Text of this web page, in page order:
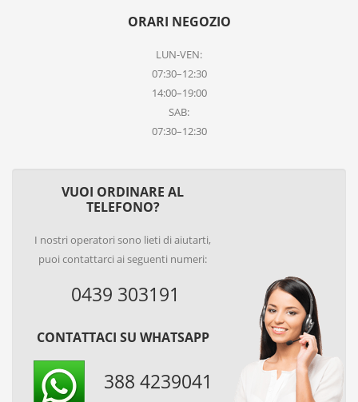
ORARI NEGOZIO
LUN-VEN:
07:30–12:30
14:00–19:00
SAB:
07:30–12:30
VUOI ORDINARE AL
TELEFONO?
I nostri operatori sono lieti di aiutarti,
puoi contattarci ai seguenti numeri:
0439 303191
CONTATTACI SU WHATSAPP
388 4239041